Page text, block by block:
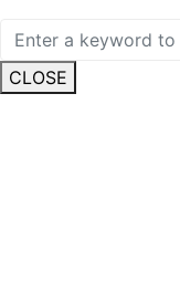
CLOSE